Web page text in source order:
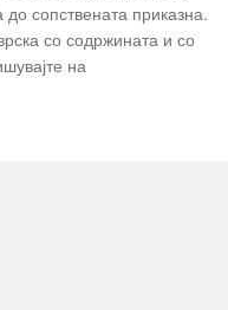
сопствената приказна.
со содржината и со
на